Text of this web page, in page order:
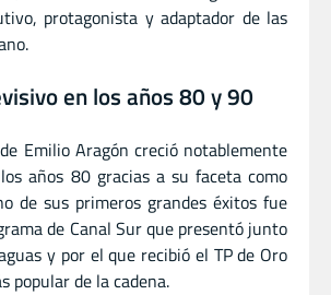
protagonista y adaptador de las
en los años 80 y 90
Emilio Aragón creció notablemente
años 80 gracias a su faceta como
de sus primeros grandes éxitos fue
de Canal Sur que presentó junto
y por el que recibió el TP de Oro
popular de la cadena.